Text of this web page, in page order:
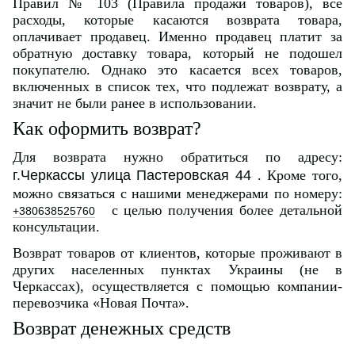
Правил № 103 (Правила продажи товаров), все
расходы, которые касаются возврата товара,
оплачивает продавец. Именно продавец платит за
обратную доставку товара, который не подошел
покупателю. Однако это касается всех товаров,
включенных в список тех, что подлежат возврату, а
значит не были ранее в использовании.
Как оформить возврат?
Для возврата нужно обратиться по адресу:
г.Черкассы улица Пастеровская 44 . Кроме того,
можно связаться с нашими менеджерами по номеру:
+380638525760
с целью получения более детальной
консультации.
Возврат товаров от клиентов, которые проживают в
других населенных пунктах Украины (не в
Черкассах), осуществляется с помощью компании-
перевозчика «Новая Почта».
Возврат денежных средств